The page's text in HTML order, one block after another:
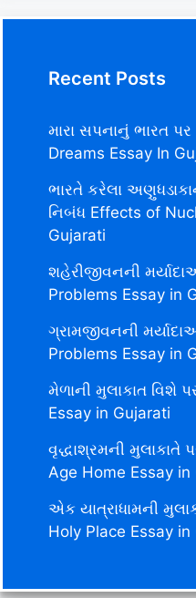
Recent Posts
મારા સપનાનું ભારત
Dreams Essay In
ભારતે કરેલા
નિબંધ Effects of
Gujarati
શહેરીજીવનની
Problems Essay in
ગ્રામજીવનની
Problems Essay in
મેળાની મુલાકાત વિશે
Essay in Gujarati
વૃદ્ધાશ્રમની મુલાકાતે
Age Home Essay in
એક યાત્રાધામની
Holy Place Essay in